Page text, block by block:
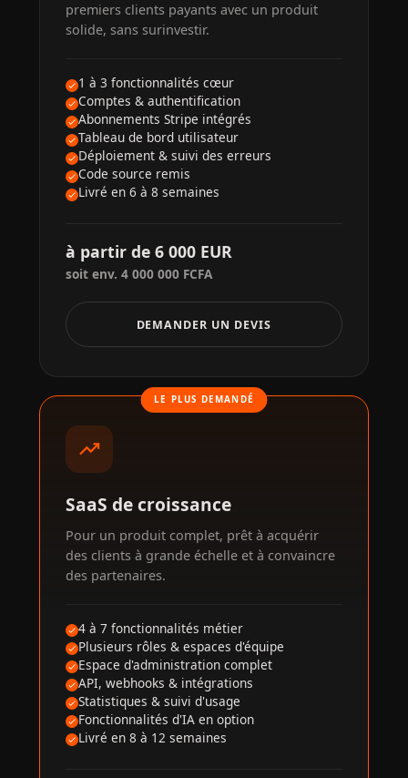
premiers clients payants avec un produit
solide, sans surinvestir.
1 à 3 fonctionnalités cœur
Comptes & authentification
Abonnements Stripe intégrés
Tableau de bord utilisateur
Déploiement & suivi des erreurs
Code source remis
Livré en 6 à 8 semaines
à partir de 6 000 EUR
soit env. 4 000 000 FCFA
DEMANDER UN DEVIS
LE PLUS DEMANDÉ
trending_up
SaaS de croissance
Pour un produit complet, prêt à acquérir
des clients à grande échelle et à convaincre
des partenaires.
4 à 7 fonctionnalités métier
Plusieurs rôles & espaces d'équipe
Espace d'administration complet
API, webhooks & intégrations
Statistiques & suivi d'usage
Fonctionnalités d'IA en option
Livré en 8 à 12 semaines